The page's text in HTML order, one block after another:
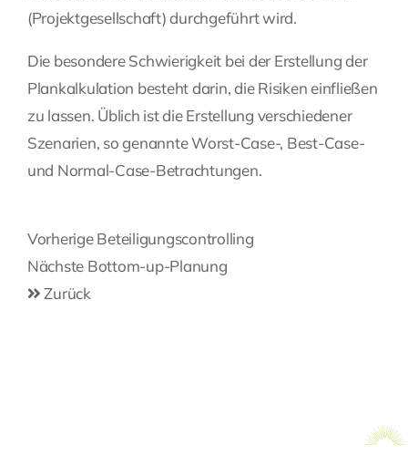
(Projektgesellschaft) durchgeführt wird.
Die besondere Schwierigkeit bei der Erstellung der
Plankalkulation besteht darin, die Risiken einfließen
zu lassen. Üblich ist die Erstellung verschiedener
Szenarien, so genannte Worst-Case-, Best-Case-
und Normal-Case-Betrachtungen.
Beitragsnavigation
Vorherige
Post
Vorherige Beteiligungscontrolling
Nächste
Post
Nächste Bottom-up-Planung
Zurück